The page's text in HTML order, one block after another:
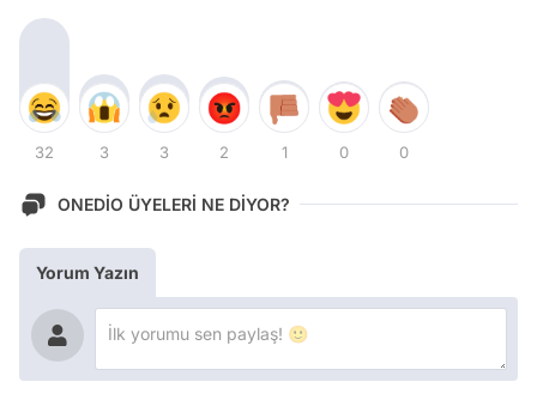
32 3 3 2 1 0 0
ONEDİO ÜYELERİ NE DİYOR?
Yorum Yazın